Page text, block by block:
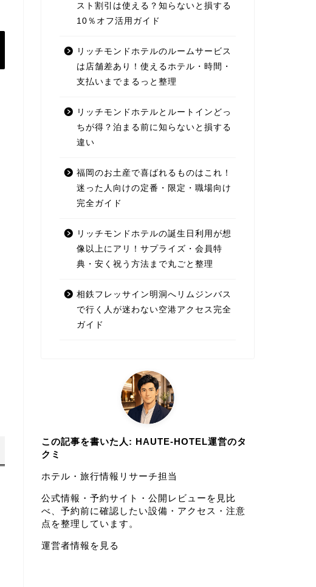
スト割引は使える？知らないと損する
10％オフ活用ガイド
リッチモンドホテルのルームサービス
は店舗差あり！使えるホテル・時間・
支払いまでまるっと整理
リッチモンドホテルとルートインどっ
ちが得？泊まる前に知らないと損する
違い
福岡のお土産で喜ばれるものはこれ！
迷った人向けの定番・限定・職場向け
完全ガイド
リッチモンドホテルの誕生日利用が想
像以上にアリ！サプライズ・会員特
典・安く祝う方法まで丸ごと整理
相鉄フレッサイン明洞へリムジンバス
で行く人が迷わない空港アクセス完全
ガイド
この記事を書いた人: HAUTE-HOTEL運営のタ
クミ
ホテル・旅行情報リサーチ担当
公式情報・予約サイト・公開レビューを見比
べ、予約前に確認したい設備・アクセス・注意
点を整理しています。
運営者情報を見る